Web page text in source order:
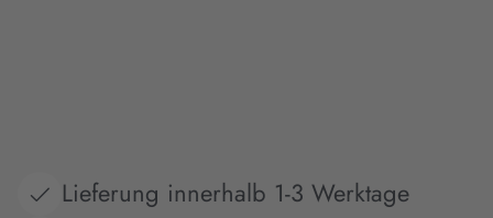
Lieferung innerhalb 1-3 Werktage